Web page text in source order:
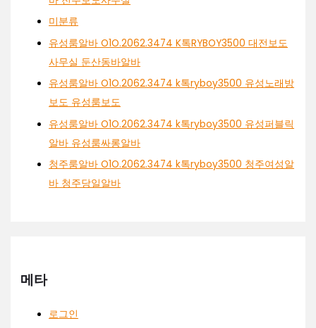
미분류
유성룸알바 O1O.2062.3474 K톡RYBOY3500 대전보도
사무실 둔산동바알바
유성룸알바 O1O.2062.3474 k톡ryboy3500 유성노래방
보도 유성룸보도
유성룸알바 O1O.2062.3474 k톡ryboy3500 유성퍼블릭
알바 유성룸싸롱알바
청주룸알바 O1O.2062.3474 k톡ryboy3500 청주여성알
바 청주당일알바
메타
로그인